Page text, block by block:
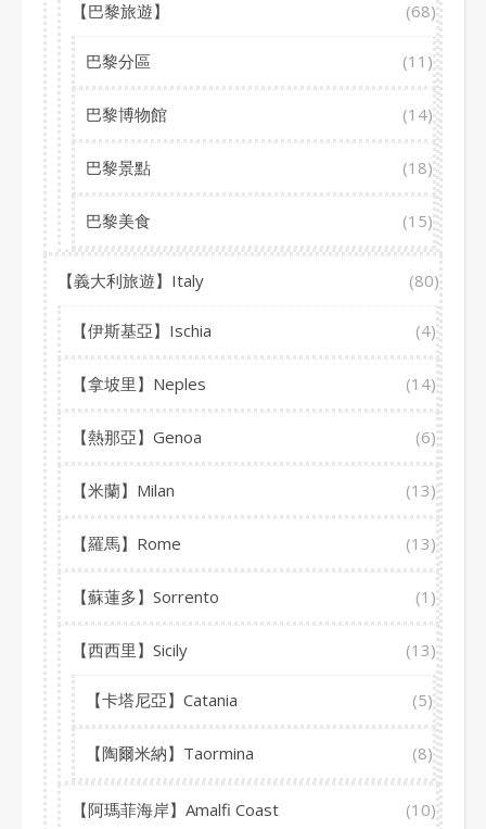
【巴黎旅遊】 (68)
巴黎分區 (11)
巴黎博物館 (14)
巴黎景點 (18)
巴黎美食 (15)
【義大利旅遊】Italy (80)
【伊斯基亞】Ischia (4)
【拿坡里】Neples (14)
【熱那亞】Genoa (6)
【米蘭】Milan (13)
【羅馬】Rome (13)
【蘇蓮多】Sorrento (1)
【西西里】Sicily (13)
【卡塔尼亞】Catania (5)
【陶爾米納】Taormina (8)
【阿瑪菲海岸】Amalfi Coast (10)